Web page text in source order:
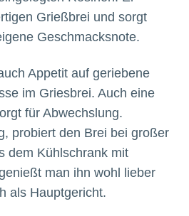
Grießbrei und sorgt
Geschmacksnote.
Appetit auf geriebene
im Griesbrei. Auch eine
für Abwechslung.
probiert den Brei bei großer
dem Kühlschrank mit
man ihn wohl lieber
als Hauptgericht.